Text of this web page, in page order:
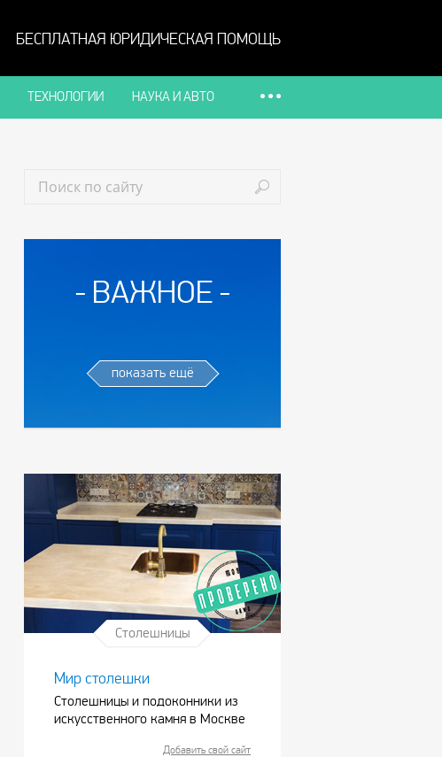
БЕСПЛАТНАЯ ЮРИДИЧЕСКАЯ ПОМОЩЬ
ТЕХНОЛОГИИ НАУКА И АВТО
ВАЖНОЕ
показать ещё
Столешницы
Мир столешки
Столешницы и подоконники из
искусственного камня в Москве
Добавить свой сайт